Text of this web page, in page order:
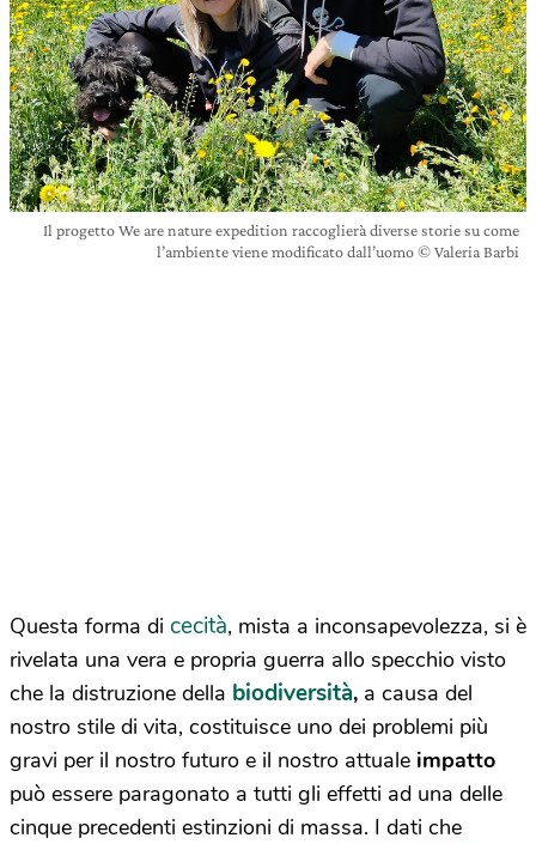
Il progetto We are nature expedition raccoglierà diverse storie su come
l’ambiente viene modificato dall’uomo © Valeria Barbi
Questa forma di cecità, mista a inconsapevolezza, si è
rivelata una vera e propria guerra allo specchio visto
che la distruzione della biodiversità, a causa del
nostro stile di vita, costituisce uno dei problemi più
gravi per il nostro futuro e il nostro attuale impatto
può essere paragonato a tutti gli effetti ad una delle
cinque precedenti estinzioni di massa. I dati che